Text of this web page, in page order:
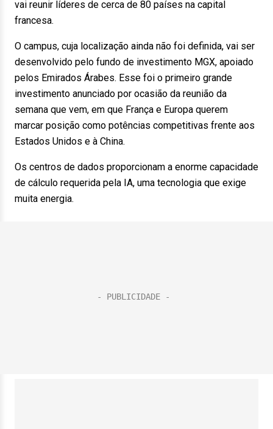
vai reunir líderes de cerca de 80 países na capital
francesa.
O campus, cuja localização ainda não foi definida, vai ser
desenvolvido pelo fundo de investimento MGX, apoiado
pelos Emirados Árabes. Esse foi o primeiro grande
investimento anunciado por ocasião da reunião da
semana que vem, em que França e Europa querem
marcar posição como potências competitivas frente aos
Estados Unidos e à China.
Os centros de dados proporcionam a enorme capacidade
de cálculo requerida pela IA, uma tecnologia que exige
muita energia.